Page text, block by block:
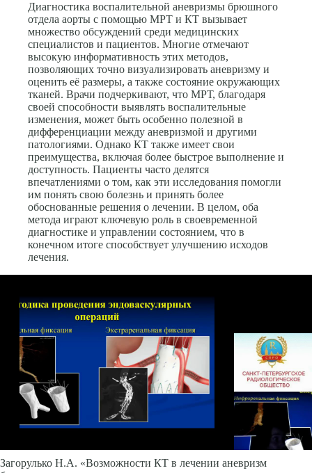
Диагностика воспалительной аневризмы брюшного
отдела аорты с помощью МРТ и КТ вызывает
множество обсуждений среди медицинских
специалистов и пациентов. Многие отмечают
высокую информативность этих методов,
позволяющих точно визуализировать аневризму и
оценить её размеры, а также состояние окружающих
тканей. Врачи подчеркивают, что МРТ, благодаря
своей способности выявлять воспалительные
изменения, может быть особенно полезной в
дифференциации между аневризмой и другими
патологиями. Однако КТ также имеет свои
преимущества, включая более быстрое выполнение и
доступность. Пациенты часто делятся
впечатлениями о том, как эти исследования помогли
им понять свою болезнь и принять более
обоснованные решения о лечении. В целом, оба
метода играют ключевую роль в своевременной
диагностике и управлении состоянием, что в
конечном итоге способствует улучшению исходов
лечения.
Загорулько Н.А. «Возможности КТ в лечении аневризм